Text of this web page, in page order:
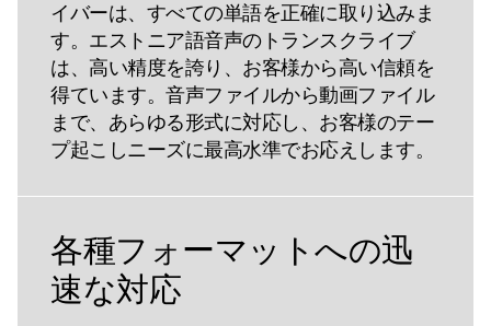
イバーは、すべての単語を正確に取り込みま
す。エストニア語音声のトランスクライブ
は、高い精度を誇り、お客様から高い信頼を
得ています。音声ファイルから動画ファイル
まで、あらゆる形式に対応し、お客様のテー
プ起こしニーズに最高水準でお応えします。
各種フォーマットへの迅
速な対応